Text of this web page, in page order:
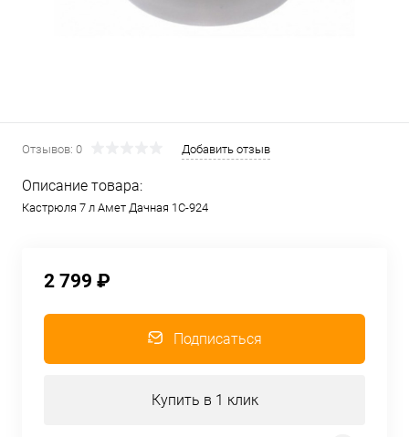
Отзывов: 0 Добавить отзыв
Описание товара:
Кастрюля 7 л Амет Дачная 1С-924
2 799 ₽
Подписаться
Купить в 1 клик